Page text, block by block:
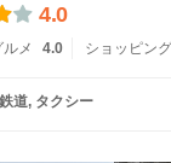
4.0
ルメ 4.0 ショッピング
鉄道 タクシー